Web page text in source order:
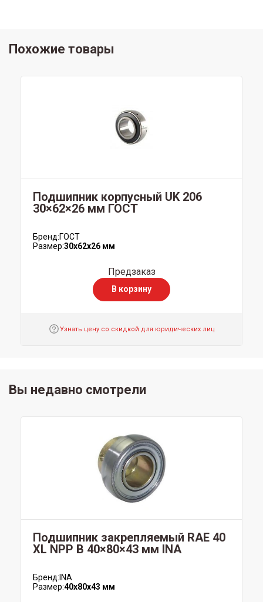
Похожие товары
Подшипник корпусный UK 206
30×62×26 мм ГОСТ
Бренд:ГОСТ
Размер:30x62x26 мм
Предзаказ
В корзину
Узнать цену со скидкой для юридических лиц
Вы недавно смотрели
Подшипник закрепляемый RAE 40
XL NPP B 40×80×43 мм INA
Бренд: INA
Размер:40x80x43 мм